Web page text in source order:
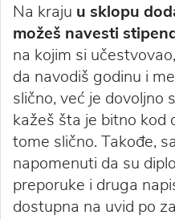
Na kraju u sklopu
možeš navesti
na kojim si
da navodiš godinu i
slično, već je dovoljno
kažeš šta je bitno kod
tome slično. Takođe,
napomenuti da su
preporuke i druga
dostupna na uvid po